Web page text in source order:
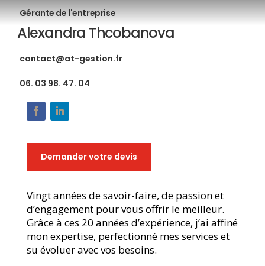
Gérante de l'entreprise
Alexandra Thcobanova
contact@at-gestion.fr
06. 03 98. 47. 04
Demander votre devis
Vingt années de savoir-faire, de passion et
d’engagement pour vous offrir le meilleur.
Grâce à ces 20 années d’expérience, j’ai affiné
mon expertise, perfectionné mes services et
su évoluer avec vos besoins.